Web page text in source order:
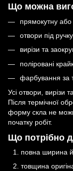
Що можна
прямокутну
отвори під
вирізи та
поліровані
фарбування за
Усі отвори, вирізи
Після термічної
форму скла не
початку робіт.
Що потрібно
повна ширина й
товщина